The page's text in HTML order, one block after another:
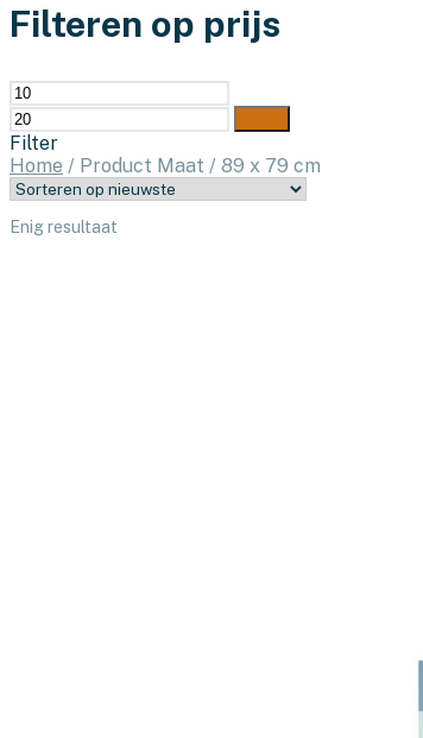
Filteren op prijs
Min.
prijs
prijs
Filter
Home / Product Maat / 89 x 79 cm
Enig resultaat